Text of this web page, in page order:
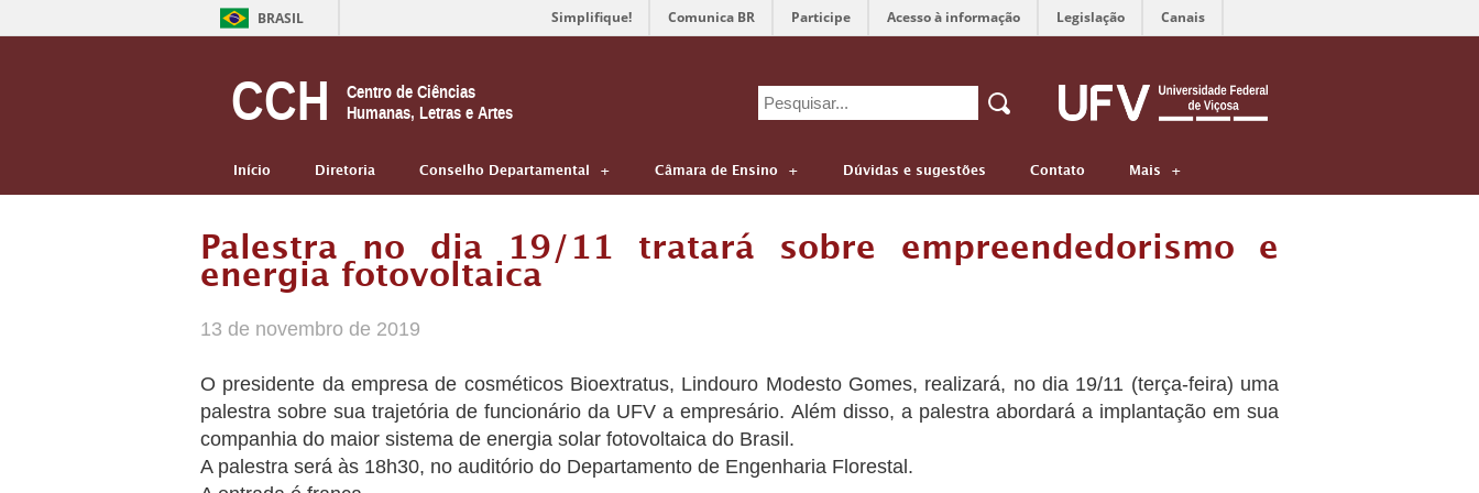
BRASIL Simplifique! Comunica BR Participe Acesso à informação Legislação Canais
CCH
Centro de Ciências
Humanas, Letras e Artes
Search
for:
Início Diretoria Conselho Departamental Câmara de Ensino Dúvidas e sugestões Contato Mais
Palestra no dia 19/11 tratará sobre empreendedorismo e
energia fotovoltaica
13 de novembro de 2019
O presidente da empresa de cosméticos Bioextratus, Lindouro Modesto Gomes, realizará, no dia 19/11 (terça-feira) uma
palestra sobre sua trajetória de funcionário da UFV a empresário. Além disso, a palestra abordará a implantação em sua
companhia do maior sistema de energia solar fotovoltaica do Brasil.
A palestra será às 18h30, no auditório do Departamento de Engenharia Florestal.